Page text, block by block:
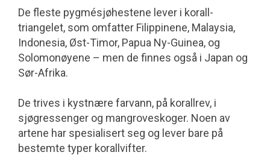
De fleste pygmésjøhestene lever i korall­
triangelet, som omfatter Filippinene, Malaysia,
Indonesia, Øst-Timor, Papua Ny-Guinea, og
Solomonøyene – men de finnes også i Japan og
Sør-Afrika.
De trives i kystnære farvann, på korallrev, i
sjøgressenger og mangrove­skoger. Noen av
artene har spesialisert seg og lever bare på
bestemte typer korallvifter.